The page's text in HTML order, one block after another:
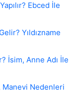
Ebced İle
Yıldızname
İsim, Anne Adı İle
Manevi Nedenleri